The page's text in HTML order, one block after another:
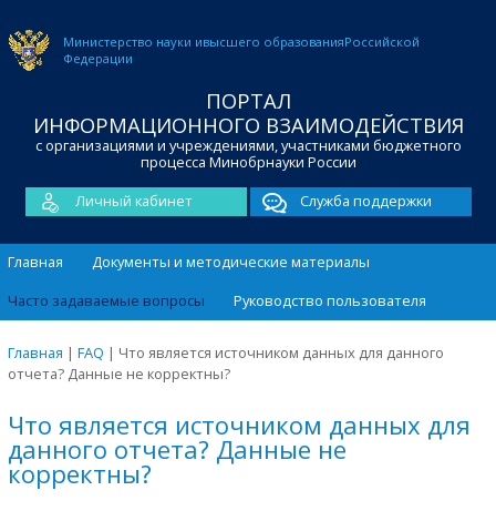
Министерство науки ивысшего образованияРоссийской
Федерации
ПОРТАЛ
ИНФОРМАЦИОННОГО ВЗАИМОДЕЙСТВИЯ
с организациями и учреждениями, участниками бюджетного
процесса Минобрнауки России
Личный кабинет
Служба поддержки
Главная
Документы и методические материалы
Часто задаваемые вопросы
Руководство пользователя
Главная | FAQ | Что является источником данных для данного
отчета? Данные не корректны?
Что является источником данных для
данного отчета? Данные не
корректны?